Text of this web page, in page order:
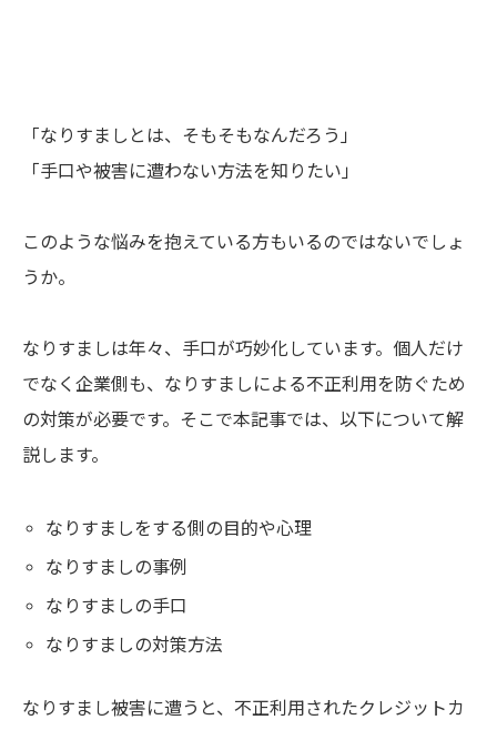
「なりすましとは、そもそもなんだろう」
「手口や被害に遭わない方法を知りたい」
このような悩みを抱えている方もいるのではないでしょ
うか。
なりすましは年々、手口が巧妙化しています。個人だけ
でなく企業側も、なりすましによる不正利用を防ぐため
の対策が必要です。そこで本記事では、以下について解
説します。
なりすましをする側の目的や心理
なりすましの事例
なりすましの手口
なりすましの対策方法
なりすまし被害に遭うと、不正利用されたクレジットカ